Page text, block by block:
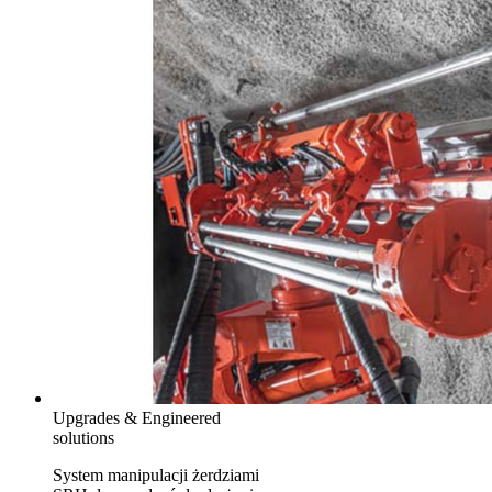
Upgrades & Engineered
solutions
System manipulacji żerdziami